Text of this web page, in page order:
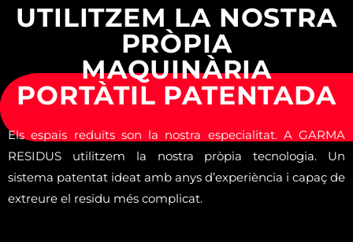
UTILITZEM LA NOSTRA
PRÒPIA
MAQUINÀRIA
PORTÀTIL PATENTADA
Els espais reduïts son la nostra especialitat. A GARMA
RESIDUS utilitzem la nostra pròpia tecnologia. Un
sistema patentat ideat amb anys d’experiència i capaç de
extreure el residu més complicat.